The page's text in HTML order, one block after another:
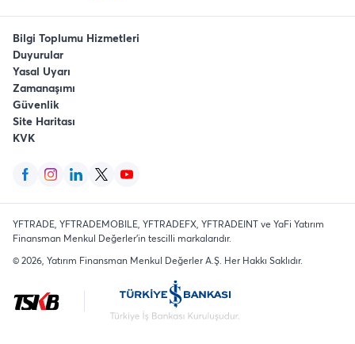
Bilgi Toplumu Hizmetleri
Duyurular
Yasal Uyarı
Zamanaşımı
Güvenlik
Site Haritası
KVK
YFTRADE, YFTRADEMOBILE, YFTRADEFX, YFTRADEINT ve YaFi Yatırım
Finansman Menkul Değerler'in tescilli markalarıdır.
©2026 , Yatırım Finansman Menkul Değerler A.Ş. Her Hakkı Saklıdır.